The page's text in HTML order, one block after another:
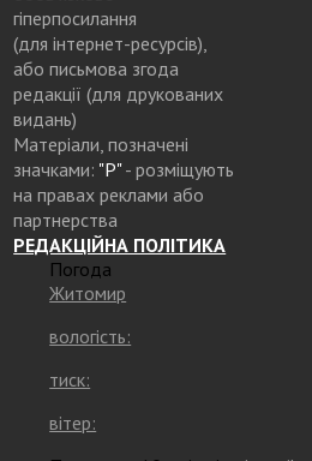
гіперпосилання
(для інтернет-ресурсів),
або письмова згода
редакції (для друкованих
видань)
Матеріали, позначені
значками: "Р"- розміщують
на правах реклами або
партнерства
РЕДАКЦІЙНА ПОЛІТИКА
Погода
Житомир
вологість:
тиск:
вітер: